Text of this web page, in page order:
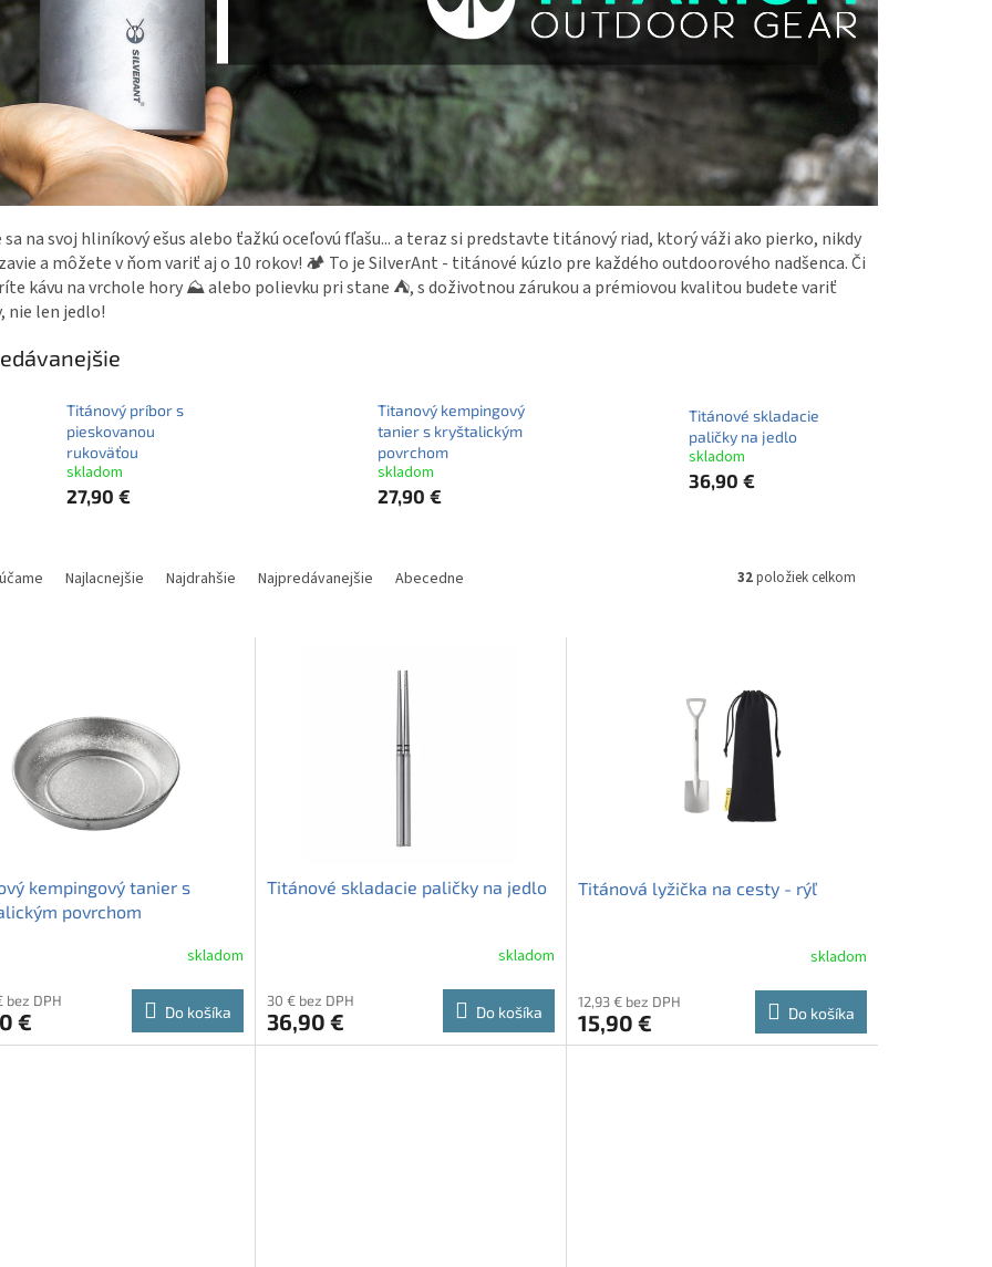
na svoj hliníkový ešus alebo ťažkú oceľovú fľašu... a teraz si predstavte titánový riad, ktorý váži ako pierko, nikdy
a môžete v ňom variť aj o 10 rokov! 🏕️ To je SilverAnt - titánové kúzlo pre každého outdoorového nadšenca. Či
kávu na vrchole hory ⛰️ alebo polievku pri stane ⛺, s doživotnou zárukou a prémiovou kvalitou budete variť
nie len jedlo!
Titánový príbor s
pieskovanou
rukoväťou
skladom
27,90 €
Titanový kempingový
tanier s kryštalickým
povrchom
skladom
27,90 €
Titánové skladacie
paličky na jedlo
skladom
36,90 €
Najlacnejšie Najdrahšie Najpredávanejšie Abecedne 32položiek celkom
kempingový tanier s
povrchom
skladom
bez DPH
€ Do košíka
Titánové skladacie paličky na jedlo
skladom
30 € bez DPH
36,90 € Do košíka
Titánová lyžička na cesty - rýľ
skladom
12,93 € bez DPH
15,90 € Do košíka